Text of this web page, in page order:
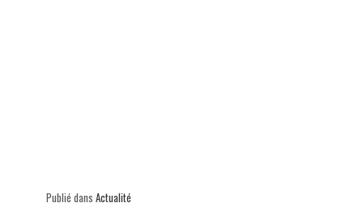
Publié dans Actualité